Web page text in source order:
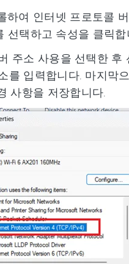
하여 인터넷 프로토콜
선택하고 속성을 클릭합
주소 사용을 선택한 후
를 입력합니다. 마지막
사항을 저장합니다.